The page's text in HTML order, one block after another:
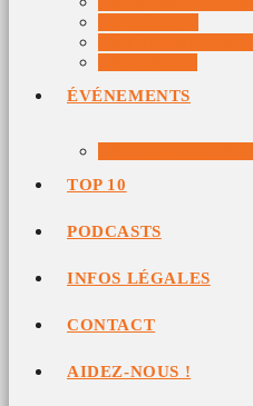
ÉVÉNEMENTS
TOP 10
PODCASTS
INFOS LÉGALES
CONTACT
AIDEZ-NOUS !